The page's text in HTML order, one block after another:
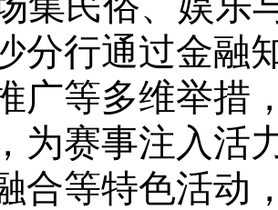
分行通过金融
广等多维举措
为赛事注入活
合等特色活动